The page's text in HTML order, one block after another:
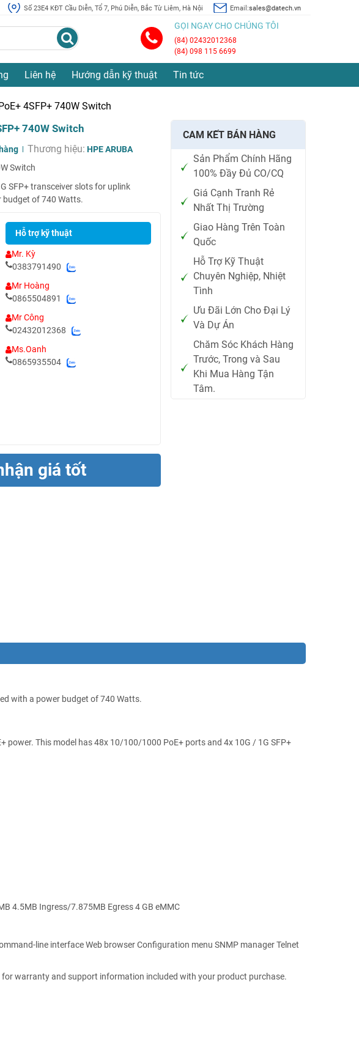
Số 23E4 KĐT Cầu Diễn, Tổ 7, Phú Diễn, Bắc Từ Liêm, Hà Nội Email:sales@datech.vn
GỌI NGAY CHO CHÚNG TÔI
(84) 02432012368
(84) 098 115 6699
Liên hệ Hướng dẫn kỹ thuật Tin tức
4SFP+ 740W Switch
740W Switch
Thương hiệu: HPE ARUBA
Switch
SFP+ transceiver slots for uplink
budget of 740 Watts.
Hỗ trợ kỹ thuật
Mr. Kỳ
0383791490
Mr Hoàng
0865504891
Mr Công
02432012368
Ms.Oanh
0865935504
giá tốt
CAM KẾT BÁN HÀNG
Sản Phẩm Chính Hãng
100% Đầy Đủ CO/CQ
Giá Cạnh Tranh Rẻ
Nhất Thị Trường
Giao Hàng Trên Toàn
Quốc
Hỗ Trợ Kỹ Thuật
Chuyên Nghiệp, Nhiệt
Tình
Ưu Đãi Lớn Cho Đại Lý
Và Dự Án
Chăm Sóc Khách Hàng
Trước, Trong và Sau
Khi Mua Hàng Tận
Tâm.
with a power budget of 740 Watts.
This model has 48x 10/100/1000 PoE+ ports and 4x 10G / 1G SFP+
4.5MB Ingress/7.875MB Egress 4 GB eMMC
line interface Web browser Configuration menu SNMP manager Telnet
warranty and support information included with your product purchase.